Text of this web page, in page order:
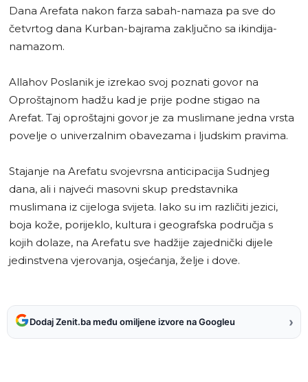
Dana Arefata nakon farza sabah-namaza pa sve do
četvrtog dana Kurban-bajrama zaključno sa ikindija-
namazom.
Allahov Poslanik je izrekao svoj poznati govor na
Oproštajnom hadžu kad je prije podne stigao na
Arefat. Taj oproštajni govor je za muslimane jedna vrsta
povelje o univerzalnim obavezama i ljudskim pravima.
Stajanje na Arefatu svojevrsna anticipacija Sudnjeg
dana, ali i najveći masovni skup predstavnika
muslimana iz cijeloga svijeta. Iako su im različiti jezici,
boja kože, porijeklo, kultura i geografska područja s
kojih dolaze, na Arefatu sve hadžije zajednički dijele
jedinstvena vjerovanja, osjećanja, želje i dove.
Dodaj Zenit.ba među omiljene izvore na Googleu ›